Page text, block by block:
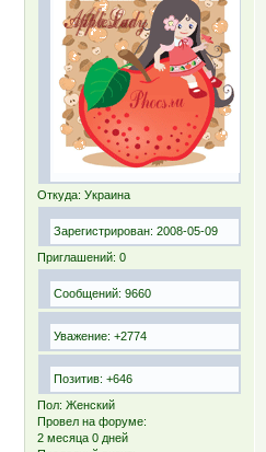
Откуда: Украина
Зарегистрирован: 2008-05-09
Приглашений: 0
Сообщений: 9660
Уважение: +2774
Позитив: +646
Пол: Женский
Провел на форуме:
2 месяца 0 дней